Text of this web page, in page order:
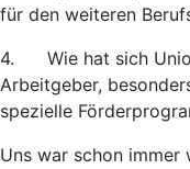
für den weiteren
4. Wie hat sich
Arbeitgeber,
spezielle
Uns war schon